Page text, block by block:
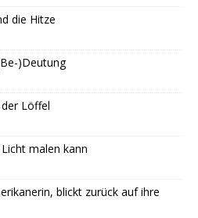
die Hitze
)Deutung
Löffel
malen kann
blickt zurück auf ihre